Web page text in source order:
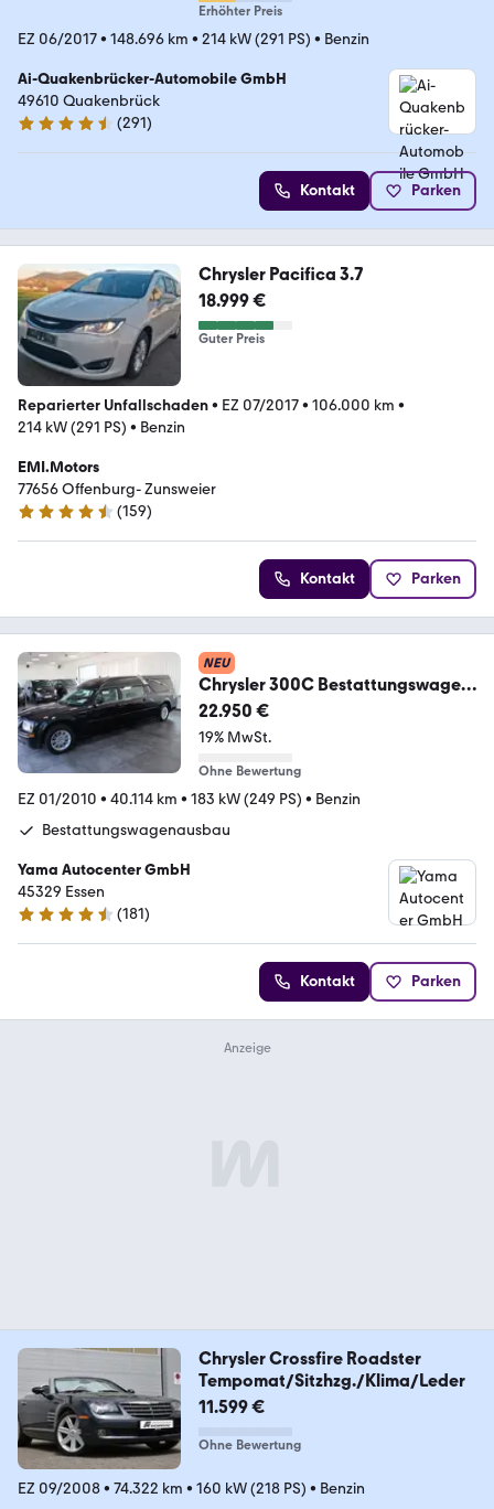
Erhöhter Preis
EZ 06/2017• 148.696 km • 214 kW (291 PS) • Benzin
Ai-Quakenbrücker-Automobile GmbH
49610 Quakenbrück
4.6 Sterne
(291)
Kontakt Parken
Chrysler Pacifica 3.7
18.999 €
Guter Preis
Reparierter Unfallschaden• EZ 07/2017• 106.000 km •
214 kW (291 PS) • Benzin
EMI.Motors
77656 Offenburg- Zunsweier
4.6 Sterne
(159)
Kontakt Parken
NEU
Chrysler 300C Bestattungswagen
/ Leichenwagen
22.950 €
19% MwSt.
Ohne Bewertung
EZ 01/2010 • 40.114 km • 183 kW (249 PS) • Benzin
Bestattungswagenausbau
Yama Autocenter GmbH
45329 Essen
4.7 Sterne
(181)
Kontakt Parken
Chrysler Crossfire Roadster
Tempomat/Sitzhzg./Klima/Leder
11.599 €
Ohne Bewertung
EZ 09/2008• 74.322 km • 160 kW (218 PS) • Benzin